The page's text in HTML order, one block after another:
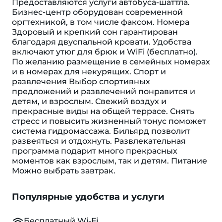
Предоставляются услуги автобуса-шаттла.
Бизнес-центр оборудован современной
оргтехникой, в том числе факсом. Номера
Здоровый и крепкий сон гарантирован
благодаря двуспальной кровати. Удобства
включают утюг для брюк и WiFi (бесплатно).
По желанию размещение в семейных номерах
и в номерах для некурящих. Спорт и
развлечения Выбор спортивных
предложений и развлечений понравится и
детям, и взрослым. Свежий воздух и
прекрасные виды на общей террасе. Снять
стресс и повысить жизненный тонус поможет
система гидромассажа. Бильярд позволит
развеяться и отдохнуть. Развлекательная
программа подарит много прекрасных
моментов как взрослым, так и детям. Питание
Можно выбрать завтрак.
Популярные удобства и услуги